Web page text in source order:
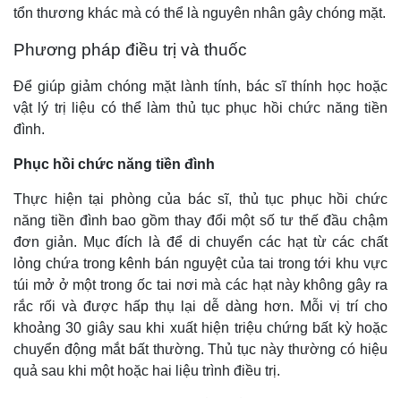
tổn thương khác mà có thể là nguyên nhân gây chóng mặt.
Phương pháp điều trị và thuốc
Để giúp giảm chóng mặt lành tính, bác sĩ thính học hoặc
vật lý trị liệu có thể làm thủ tục phục hồi chức năng tiền
đình.
Phục hồi chức năng tiền đình
Thực hiện tại phòng của bác sĩ, thủ tục phục hồi chức
năng tiền đình bao gồm thay đổi một số tư thế đầu chậm
đơn giản. Mục đích là để di chuyển các hạt từ các chất
lỏng chứa trong kênh bán nguyệt của tai trong tới khu vực
túi mở ở một trong ốc tai nơi mà các hạt này không gây ra
rắc rối và được hấp thụ lại dễ dàng hơn. Mỗi vị trí cho
khoảng 30 giây sau khi xuất hiện triệu chứng bất kỳ hoặc
chuyển động mắt bất thường. Thủ tục này thường có hiệu
quả sau khi một hoặc hai liệu trình điều trị.